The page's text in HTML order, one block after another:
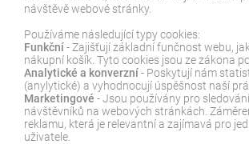
návštěvě webové stránky.
Používáme následující typy cookies:
Funkční- Zajišťují základní funčnost webu,
nákupní košík. Tyto cookies jsou ze zákona
Analytické a konverzní- Poskytují nám
(anylytické) a vyhodnocují úspěšnost naší
Marketingové - Jsou používány pro
návštěvníků na webových stránkách.
reklamu, která je relevantní a zajímavá pro
uživatele.
E-SHOP
Zubní plak - O čem